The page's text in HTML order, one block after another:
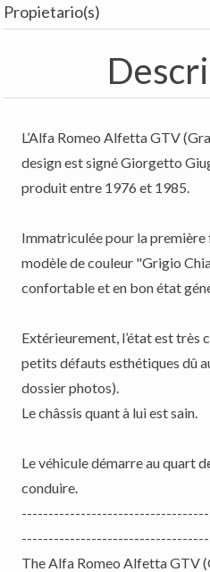
Propietario(s)
L’Alfa Romeo Alfetta GTV
design est signé Giorgetto
produit entre 1976 et 1985.
Immatriculée pour la
modèle de couleur "Grigio
confortable et en bon état
Extérieurement, l’état est très
petits défauts esthétiques dû
dossier photos).
Le châssis quant à lui est sain.
Le véhicule démarre au quart
conduire.
The Alfa Romeo Alfetta GTV